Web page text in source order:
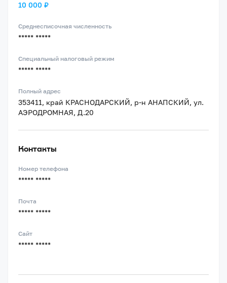
10 000 ₽
Среднесписочная численность
***** *****
Специальный налоговый режим
***** *****
Полный адрес
353411, край КРАСНОДАРСКИЙ, р-н АНАПСКИЙ, ул.
АЭРОДРОМНАЯ, Д.20
Контакты
Номер телефона
***** *****
Почта
***** *****
Сайт
***** *****